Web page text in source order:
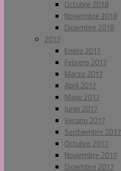
Octubre 2018
Noviembre 2018
Diciembre 2018
2017
Enero 2017
Febrero 2017
Marzo 2017
Abril 2017
Mayo 2017
Junio 2017
Verano 2017
Septiembre 2017
Octubre 2017
Noviembre 2017
Diciembre 2017